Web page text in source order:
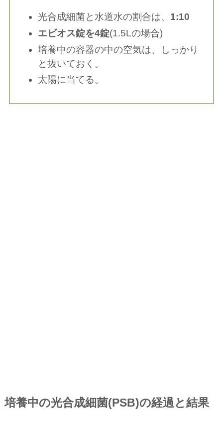
光合成細菌と水道水の割合は、 1:10
エビオス錠を4錠(1.5Lの場合)
培養中の容器の中の空気は、しっかり
と抜いておく。
太陽に当てる。
培養中の光合成細菌(PSB)の経過と結果